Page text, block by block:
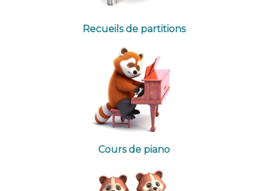
Recueils de partitions
Cours de piano